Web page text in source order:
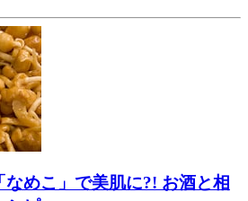
めこ」で美肌に?! お酒と相